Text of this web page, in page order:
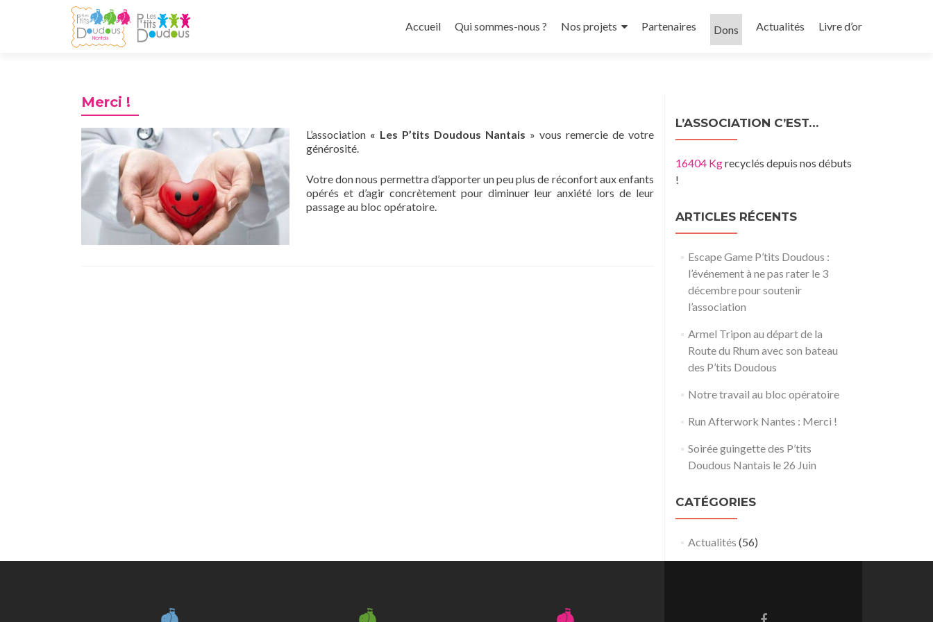
au
Accueil Qui sommes-nous ? Nos projets Partenaires Dons Actualités Livre d’or
Merci !
L’association « Les P’tits Doudous Nantais » vous remercie de votre
générosité.
Votre don nous permettra d’apporter un peu plus de réconfort aux enfants
opérés et d’agir concrètement pour diminuer leur anxiété lors de leur
passage au bloc opératoire.
L’ASSOCIATION C’EST…
16404 Kgrecyclés depuis nos débuts
!
ARTICLES RÉCENTS
Escape Game P’tits Doudous :
l’événement à ne pas rater le 3
décembre pour soutenir
l’association
Armel Tripon au départ de la
Route du Rhum avec son bateau
des P’tits Doudous
Notre travail au bloc opératoire
Run Afterwork Nantes : Merci !
Soirée guingette des P’tits
Doudous Nantais le 26 Juin
CATÉGORIES
Actualités (56)
Lien